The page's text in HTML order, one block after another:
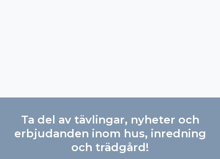
Ta del av tävlingar, nyheter och
erbjudanden inom hus, inredning
och trädgård!